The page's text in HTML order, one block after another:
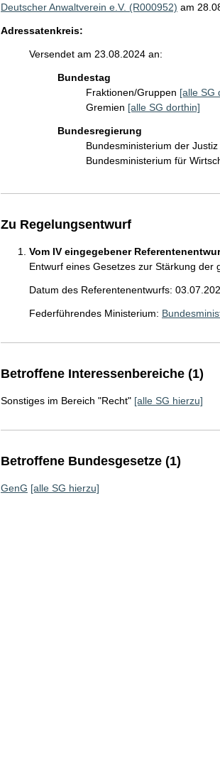
Deutscher Anwaltverein e.V. (R000952) am
Adressatenkreis:
Versendet am 23.08.2024 an:
Bundestag
Fraktionen/Gruppen [alle SG
Gremien [alle SG dorthin]
Bundesregierung
Bundesministerium der
Bundesministerium für
Zu Regelungsentwurf
Vom IV eingegebener
Entwurf eines Gesetzes zur Stärkung der
Datum des Referentenentwurfs:
Federführendes Ministerium:
Betroffene Interessenbereiche (1)
Sonstiges im Bereich "Recht" [alle SG hierzu]
Betroffene Bundesgesetze (1)
GenG [alle SG hierzu]